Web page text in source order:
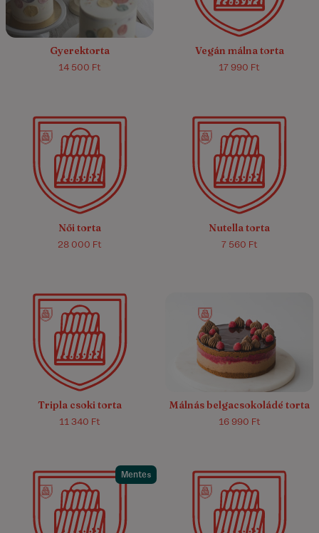
Gyerektorta
14 500 Ft
Vegán málna torta
17 990 Ft
5.0/5 (4)
Női torta
28 000 Ft
4.8/5 (53)
Nutella torta
7 560 Ft
4.9/5 (31)
Tripla csoki torta
11 340 Ft
4.4/5 (7)
Málnás belgacsokoládé torta
16 990 Ft
Mentes
4.5/5 (4) 4.8/5 (12)